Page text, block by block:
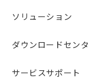
ソリューション
ダウンロードセンタ
サービスサポート